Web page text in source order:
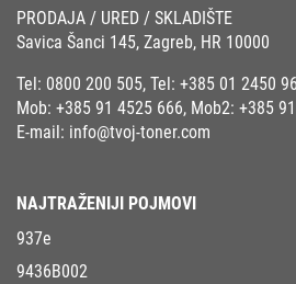
PRODAJA / URED / SKLADIŠTE
Savica Šanci 145, Zagreb, HR 10000
Tel: 0800 200 505, Tel: +385 01 2450
Mob: +385 91 4525 666, Mob2: +385
E-mail: info@tvoj-toner.com
NAJTRAŽENIJI POJMOVI
937e
9436B002